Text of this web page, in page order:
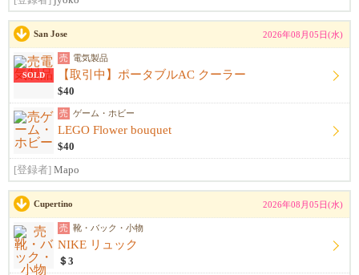
San Jose 2026年08月05日(水)
SOLD
売 電気製品
【取引中】ポータブルAC クーラー
$40
売 ゲーム・ホビー
LEGO Flower bouquet
$40
[登録者] Mapo
Cupertino 2026年08月05日(水)
売 靴・バック・小物
NIKE リュック
＄3